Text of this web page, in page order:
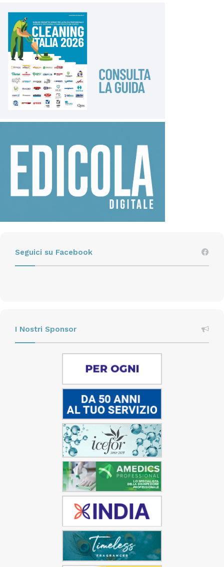
Seguici su Facebook
I Nostri Sponsor